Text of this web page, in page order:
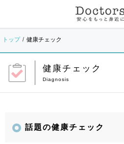
トップ 健康チェック
健康チェック
話題の健康チェック